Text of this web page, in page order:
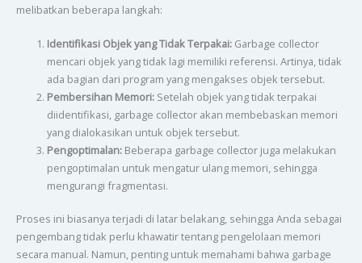
melibatkan beberapa langkah:
Identifikasi Objek yang Tidak Terpakai:Garbage collector
mencari objek yang tidak lagi memiliki referensi. Artinya, tidak
ada bagian dari program yang mengakses objek tersebut.
Pembersihan Memori:Setelah objek yang tidak terpakai
diidentifikasi, garbage collector akan membebaskan memori
yang dialokasikan untuk objek tersebut.
Pengoptimalan:Beberapa garbage collector juga melakukan
pengoptimalan untuk mengatur ulang memori, sehingga
mengurangi fragmentasi.
Proses ini biasanya terjadi di latar belakang, sehingga Anda sebagai
pengembang tidak perlu khawatir tentang pengelolaan memori
secara manual. Namun, penting untuk memahami bahwa garbage